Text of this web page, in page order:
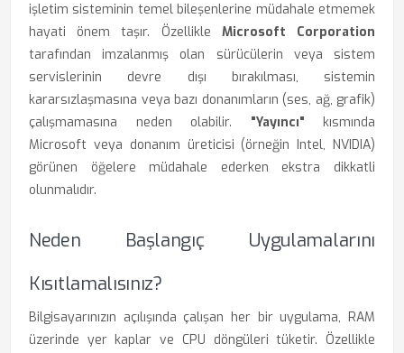
işletim sisteminin temel bileşenlerine müdahale etmemek
hayati önem taşır. Özellikle Microsoft Corporation
tarafından imzalanmış olan sürücülerin veya sistem
servislerinin devre dışı bırakılması, sistemin
kararsızlaşmasına veya bazı donanımların (ses, ağ, grafik)
çalışmamasına neden olabilir. "Yayıncı" kısmında
Microsoft veya donanım üreticisi (örneğin Intel, NVIDIA)
görünen öğelere müdahale ederken ekstra dikkatli
olunmalıdır.
Neden Başlangıç Uygulamalarını
Kısıtlamalısınız?
Bilgisayarınızın açılışında çalışan her bir uygulama, RAM
üzerinde yer kaplar ve CPU döngüleri tüketir. Özellikle